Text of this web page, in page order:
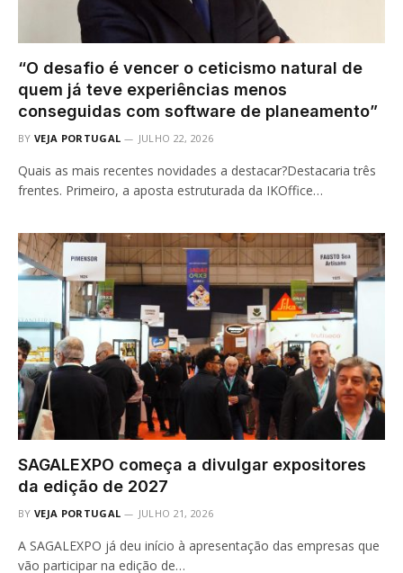
“O desafio é vencer o ceticismo natural de
quem já teve experiências menos
conseguidas com software de planeamento”
BY VEJA PORTUGAL JULHO 22, 2026
Quais as mais recentes novidades a destacar?Destacaria três
frentes. Primeiro, a aposta estruturada da IKOffice…
SAGALEXPO começa a divulgar expositores
da edição de 2027
BY VEJA PORTUGAL JULHO 21, 2026
A SAGALEXPO já deu início à apresentação das empresas que
vão participar na edição de…